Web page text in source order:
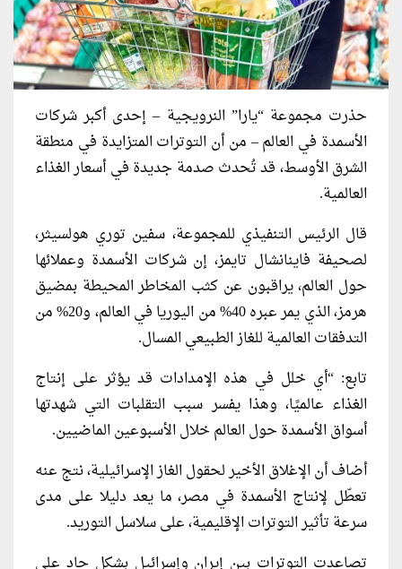
حذرت مجموعة “يارا” النرويجية – إحدى أكبر شركات
الأسمدة في العالم – من أن التوترات المتزايدة في منطقة
الشرق الأوسط، قد تُحدث صدمة جديدة في أسعار الغذاء
العالمية.
قال الرئيس التنفيذي للمجموعة، سفين توري هولسيثر،
لصحيفة فاينانشال تايمز، إن شركات الأسمدة وعملائها
حول العالم، يراقبون عن كثب المخاطر المحيطة بمضيق
هرمز، الذي يمر عبره 40% من اليوريا في العالم، و20% من
التدفقات العالمية للغاز الطبيعي المسال.
تابع: “أي خلل في هذه الإمدادات قد يؤثر على إنتاج
الغذاء عالميًا، وهذا يفسر سبب التقلبات التي شهدتها
أسواق الأسمدة حول العالم خلال الأسبوعين الماضيين.
أضاف أن الإغلاق الأخير لحقول الغاز الإسرائيلية، نتج عنه
تعطّل لإنتاج الأسمدة في مصر، ما يعد دليلا على مدى
سرعة تأثير التوترات الإقليمية، على سلاسل التوريد.
تصاعدت التوترات بين إيران وإسرائيل بشكل حاد على